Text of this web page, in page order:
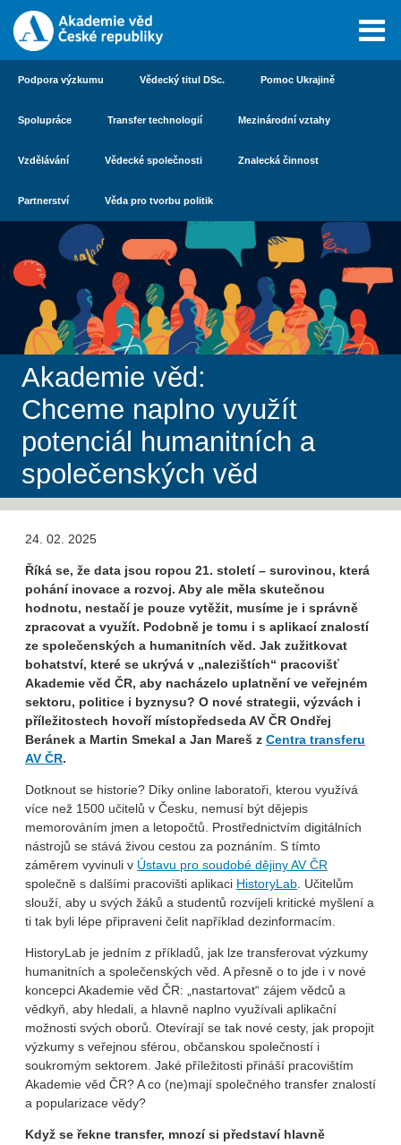
Podpora výzkumu Vědecký titul DSc. Pomoc Ukrajině
Spolupráce Transfer technologií Mezinárodní vztahy
Vzdělávání Vědecké společnosti Znalecká činnost
Partnerství Věda pro tvorbu politik
Akademie věd:
Chceme naplno využít
potenciál humanitních a
společenských věd
24. 02. 2025
Říká se, že data jsou ropou 21. století – surovinou, která
pohání inovace a rozvoj. Aby ale měla skutečnou
hodnotu, nestačí je pouze vytěžit, musíme je i správně
zpracovat a využít. Podobně je tomu i s aplikací znalostí
ze společenských a humanitních věd. Jak zužitkovat
bohatství, které se ukrývá v „nalezištích“ pracovišť
Akademie věd ČR, aby nacházelo uplatnění ve veřejném
sektoru, politice i byznysu? O nové strategii, výzvách i
příležitostech hovoří místopředseda AV ČR Ondřej
Beránek a Martin Smekal a Jan Mareš z Centra transferu
AV ČR.
Dotknout se historie? Díky online laboratoři, kterou využívá
více než 1500 učitelů v Česku, nemusí být dějepis
memorováním jmen a letopočtů. Prostřednictvím digitálních
nástrojů se stává živou cestou za poznáním. S tímto
záměrem vyvinuli v Ústavu pro soudobé dějiny AV ČR
společně s dalšími pracovišti aplikaci HistoryLab. Učitelům
slouží, aby u svých žáků a studentů rozvíjeli kritické myšlení a
ti tak byli lépe připraveni čelit například dezinformacím.
HistoryLab je jedním z příkladů, jak lze transferovat výzkumy
humanitních a společenských věd. A přesně o to jde i v nové
koncepci Akademie věd ČR: „nastartovat“ zájem vědců a
vědkyň, aby hledali, a hlavně naplno využívali aplikační
možnosti svých oborů. Otevírají se tak nové cesty, jak propojit
výzkumy s veřejnou sférou, občanskou společností i
soukromým sektorem. Jaké příležitosti přináší pracovištím
Akademie věd ČR? A co (ne)mají společného transfer znalostí
a popularizace vědy?
Když se řekne transfer, mnozí si představí hlavně